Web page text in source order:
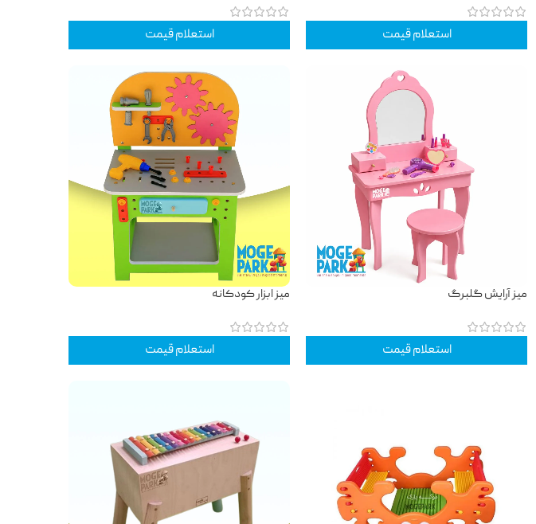
استعلام قیمت استعلام قیمت
میز آرایش گلبرگ
استعلام قیمت
میز ابزار کودکانه
استعلام قیمت